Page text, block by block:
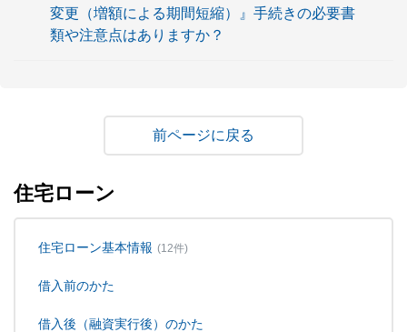
変更（増額による期間短縮）』手続きの必要書
類や注意点はありますか？
戻る
住宅ローン
住宅ローン基本情報 (12件)
借入前のかた
借入後（融資実行後）のかた